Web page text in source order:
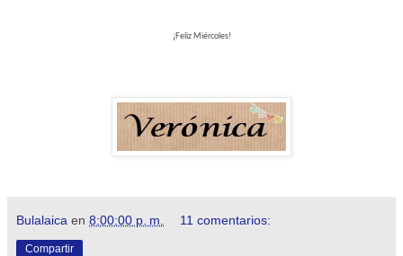
¡Feliz Miércoles!
Bulalaica en 8:00:00 p. m. 11 comentarios:
Compartir